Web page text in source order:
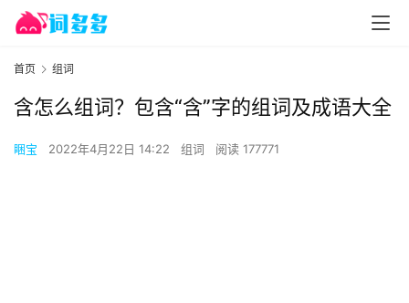
首页 组词
含怎么组词？包含“含”字的组词及成语大全
睏宝 2022年4月22日 14:22 组词 阅读 177771